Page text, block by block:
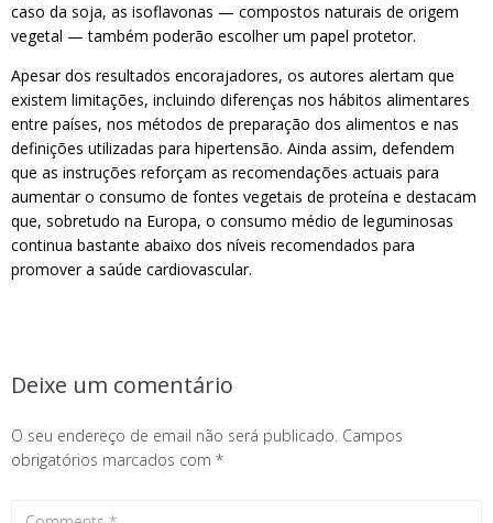
caso da soja, as isoflavonas — compostos naturais de origem
vegetal — também poderão escolher um papel protetor.
Apesar dos resultados encorajadores, os autores alertam que
existem limitações, incluindo diferenças nos hábitos alimentares
entre países, nos métodos de preparação dos alimentos e nas
definições utilizadas para hipertensão. Ainda assim, defendem
que as instruções reforçam as recomendações actuais para
aumentar o consumo de fontes vegetais de proteína e destacam
que, sobretudo na Europa, o consumo médio de leguminosas
continua bastante abaixo dos níveis recomendados para
promover a saúde cardiovascular.
Deixe um comentário
O seu endereço de email não será publicado. Campos
obrigatórios marcados com *